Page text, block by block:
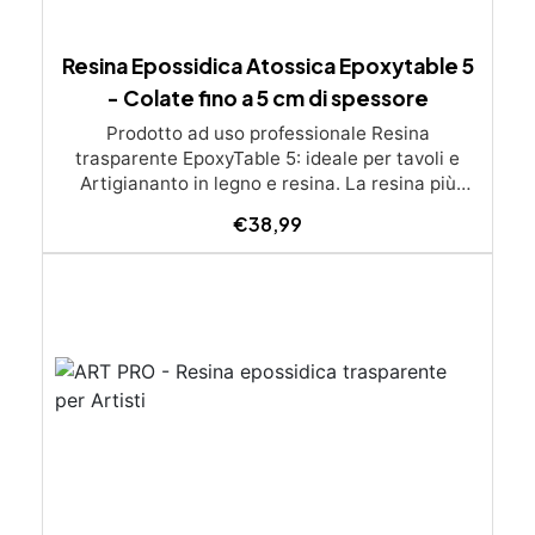
Resina Epossidica Atossica Epoxytable 5
- Colate fino a 5 cm di spessore
Prodotto ad uso professionale Resina
trasparente EpoxyTable 5: ideale per tavoli e
Artigiananto in legno e resina. La resina più
perfetta per colate di alto spessore fino a 5 cm.
Applicazioni Principali: Realizzazione di tavoli in
spessore dentro stampi e cassaforme
Caratteristiche principali: ✅ Bassissima
€38,99